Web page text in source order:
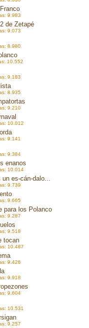
9.983
de Zetapé
9.073
8.980
10.552
9.183
8.935
9.210
10.012
9.141
9.384
enanos
10.014
un es-cán-dalo...
9.739
9.665
para los Polanco
9.287
9.518
tocan
10.487
9.426
9.918
9.604
10.531
9.257